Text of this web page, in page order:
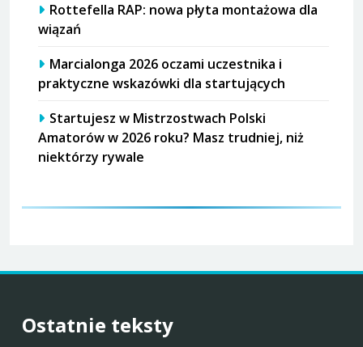
Rottefella RAP: nowa płyta montażowa dla
wiązań
Marcialonga 2026 oczami uczestnika i
praktyczne wskazówki dla startujących
Startujesz w Mistrzostwach Polski
Amatorów w 2026 roku? Masz trudniej, niż
niektórzy rywale
Ostatnie teksty